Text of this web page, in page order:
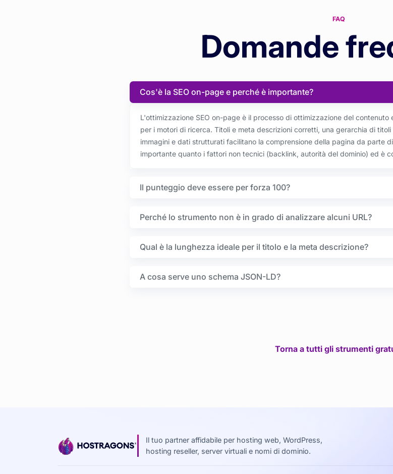
FAQ
Domande
Cos'è la SEO on-page e perché è importante?
L'ottimizzazione SEO on-page è il processo di ottimizzazione del
per i motori di ricerca. Titoli e meta descrizioni corretti, una gerarchia di
immagini e dati strutturati facilitano la comprensione della pagina da parte
importante quanto i fattori non tecnici (backlink, autorità del dominio) ed è
Il punteggio deve essere per forza 100?
Perché lo strumento non è in grado di analizzare alcuni URL?
Qual è la lunghezza ideale per il titolo e la meta descrizione?
A cosa serve uno schema JSON-LD?
Torna a tutti gli strumenti
Il tuo partner affidabile per hosting web, WordPress,
hosting reseller, server virtuali e nomi di dominio.